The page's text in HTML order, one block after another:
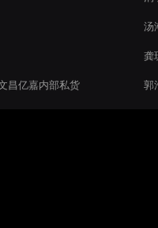
昌亿嘉内部私货
汤
龚
郭